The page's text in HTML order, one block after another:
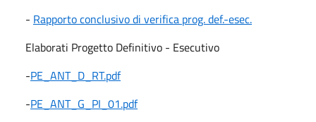
- Rapporto conclusivodi verifica prog. def.-esec.
Elaborati Progetto Definitivo - Esecutivo
-PE_ANT_D_RT.pdf
-PE_ANT_G_PI_01.pdf